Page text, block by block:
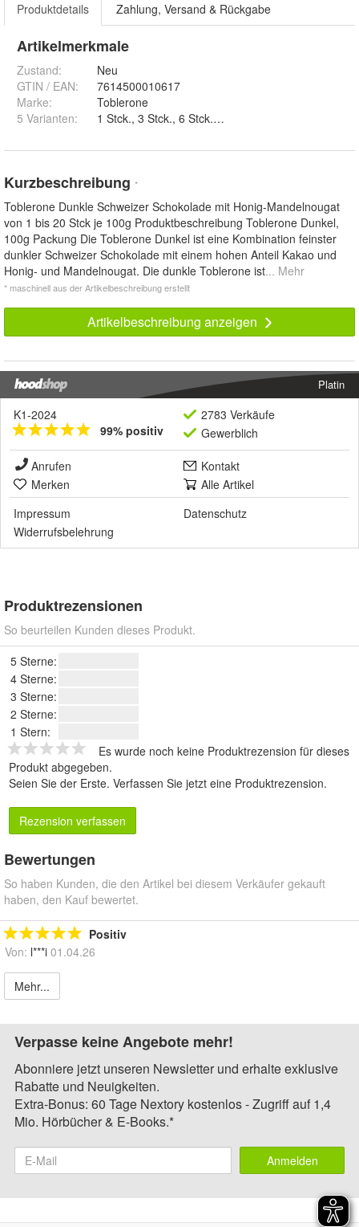
Produktdetails Zahlung, Versand & Rückgabe
Artikelmerkmale
Zustand:
Neu
GTIN / EAN:
7614500010617
Marke:
Toblerone
5 Varianten:
Kurzbeschreibung *
Toblerone Dunkle Schweizer Schokolade mit Honig-Mandelnougat
von 1 bis 20 Stck je 100g Produktbeschreibung Toblerone Dunkel,
100g Packung Die Toblerone Dunkel ist eine Kombination feinster
dunkler Schweizer Schokolade mit einem hohen Anteil Kakao und
Honig- und Mandelnougat. Die dunkle Toblerone ist... Mehr
* maschinell aus der Artikelbeschreibung erstellt
Artikelbeschreibung anzeigen
Platin
K1-2024
99% positiv
2783 Verkäufe
Gewerblich
Anrufen
Kontakt
Merken
Alle Artikel
Impressum
Datenschutz
Widerrufsbelehrung
Produktrezensionen
So beurteilen Kunden dieses Produkt.
5 Sterne:
4 Sterne:
3 Sterne:
2 Sterne:
1 Stern:
Es wurde noch keine Produktrezension für dieses
Produkt abgegeben.
Seien Sie der Erste. Verfassen Sie jetzt eine Produktrezension.
Rezension verfassen
Bewertungen
So haben Kunden, die den Artikel bei diesem Verkäufer gekauft
haben, den Kauf bewertet.
Positiv
Von: l***i 01.04.26
Mehr...
Verpasse keine Angebote mehr!
Abonniere jetzt unseren Newsletter und erhalte exklusive
Rabatte und Neuigkeiten.
Extra-Bonus: 60 Tage Nextory kostenlos - Zugriff auf 1,4
Mio. Hörbücher & E-Books.*
Anmelden